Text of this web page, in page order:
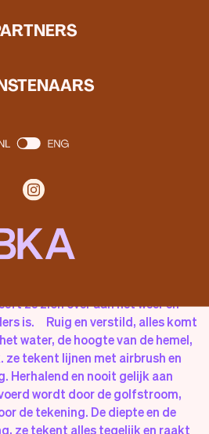
ze zich over aan het weer en
is. Ruig en verstild, alles komt
water, de hoogte van de hemel,
ze tekent lijnen met airbrush en
Herhalend en nooit gelijk aan
wordt door de golfstroom,
de tekening. De diepte en de
ze tekent alles tegelijk en raakt